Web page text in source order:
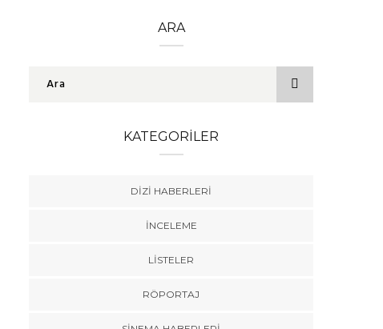
ARA
KATEGORILER
DIZI HABERLERI
İNCELEME
LISTELER
RÖPORTAJ